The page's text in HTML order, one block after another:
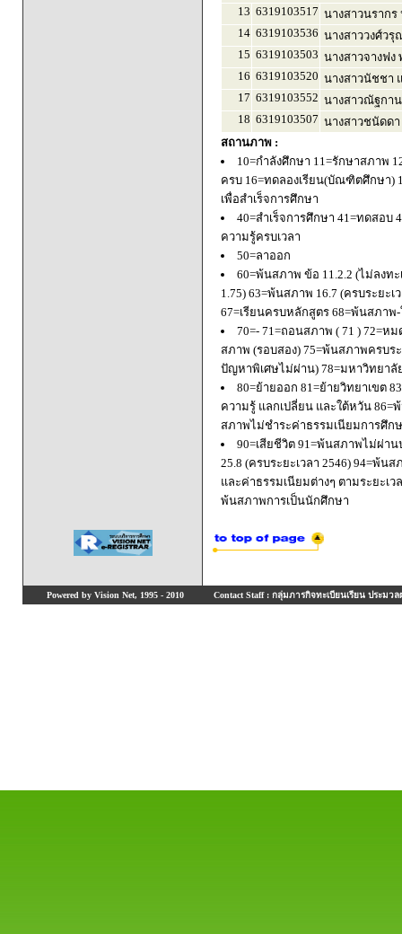
13 6319103517 นางสาวนราก
14 6319103536 นางสาววงศ์ว
15 6319103503 นางสาวจางฟง
16 6319103520 นางสาวนัชชา
17 6319103552 นางสาวณัฐกา
18 6319103507 นางสาวชนัดดา
สถานภาพ :
10=กำลังศึกษา 11=รักษาสภาพ
ครบ 16=ทดลองเรียน(บัณฑิตศึกษา)
เพื่อสำเร็จการศึกษา
40=สำเร็จการศึกษา 41=ทดสอบ
ความรู้ครบเวลา
50=ลาออก
60=พ้นสภาพ ข้อ 11.2.2 (ไม่ลงท
1.75) 63=พ้นสภาพ 16.7 (ครบระยะ
67=เรียนครบหลักสูตร 68=พ้นสภา
70=- 71=ถอนสภาพ ( 71 ) 72=
สภาพ (รอบสอง) 75=พ้นสภาพครบ
ปัญหาพิเศษไม่ผ่าน) 78=มหาวิทยา
80=ย้ายออก 81=ย้ายวิทยาเขต
ความรู้ แลกเปลี่ยน และใต้หวัน
สภาพไม่ชำระค่าธรรมเนียมการศึก
90=เสียชีวิต 91=พ้นสภาพไม่ผ่า
25.8 (ครบระยะเวลา 2546) 94=พ้
และค่าธรรมเนียมต่างๆ ตามระยะเ
พ้นสภาพการเป็นนักศึกษา
Powered by Vision Net, 1995 - 2010 Contact Staff : กลุ่มภารกิจทะเบียนเรียน ประมวล